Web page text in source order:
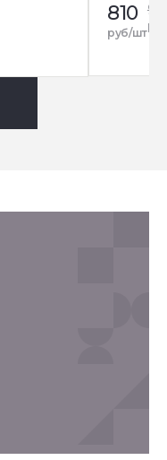
810
руб/шт